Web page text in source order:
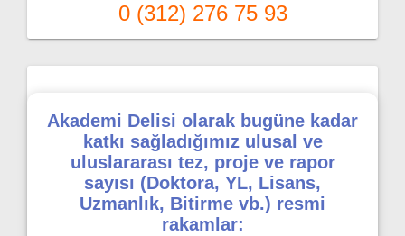
0 (312) 276 75 93
Akademi Delisi olarak bugüne kadar
katkı sağladığımız ulusal ve
uluslararası tez, proje ve rapor
sayısı (Doktora, YL, Lisans,
Uzmanlık, Bitirme vb.) resmi
rakamlar: